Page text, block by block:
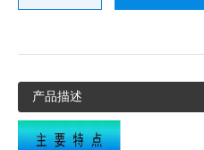
产品描述